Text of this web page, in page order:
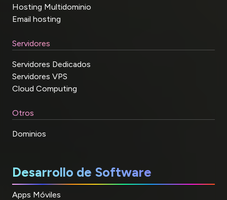
Hosting Multidominio
Email hosting
Servidores
Servidores Dedicados
Servidores VPS
Cloud Computing
Otros
Dominios
Desarrollo de Software
Apps Móviles